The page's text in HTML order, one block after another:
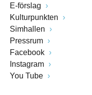
E-förslag
Kulturpunkten
Simhallen
Pressrum
Facebook
Instagram
You Tube